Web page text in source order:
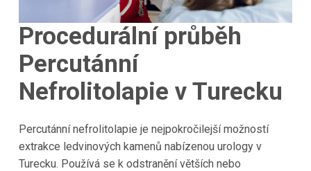
Procedurální průběh
Percutánní
Nefrolitolapie v Turecku
Percutánní nefrolitolapie je nejpokročilejší možností
extrakce ledvinových kamenů nabízenou urology v
Turecku. Používá se k odstranění větších nebo